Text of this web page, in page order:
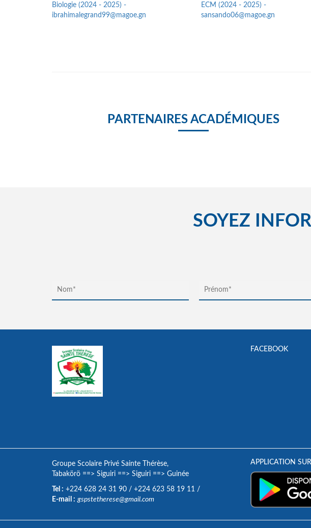
Biologie (2024 - 2025) -
ibrahimalegrand99@magoe.gn
ECM (2024 - 2025) -
sansando06@magoe.gn
PARTENAIRES ACADÉMIQUES
SOYEZ
FACEBOOK
Groupe Scolaire Privé Sainte Thérèse,
Tabakörö ==> Siguiri ==> Siguiri ==> Guinée
Tel : +224 628 24 31 90 / +224 623 58 19 11 /
E-mail : gspstetherese@gmail.com
APPLICATION